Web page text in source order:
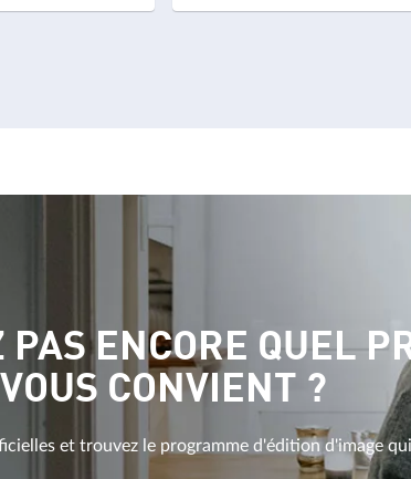
PAS ENCORE QUEL
VOUS CONVIENT ?
et trouvez le programme d'édition d'image